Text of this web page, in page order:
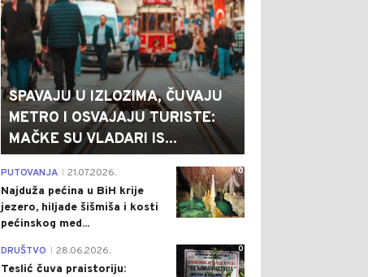
SPAVAJU U IZLOZIMA, ČUVAJU
METRO I OSVAJAJU TURISTE:
MAČKE SU VLADARI IS...
0
PUTOVANJA 21.07.2026.
Najduža pećina u BiH krije
jezero, hiljade šišmiša i kosti
pećinskog med...
0
DRUŠTVO 28.06.2026.
Teslić čuva praistoriju: